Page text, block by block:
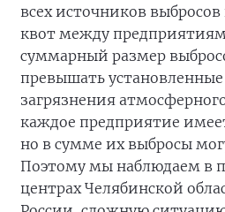
всех источников
квот между
суммарный размер
превышать
загрязнения
каждое предприятие
но в сумме их выбросы
Поэтому мы наблюдаем в
центрах Челябинской